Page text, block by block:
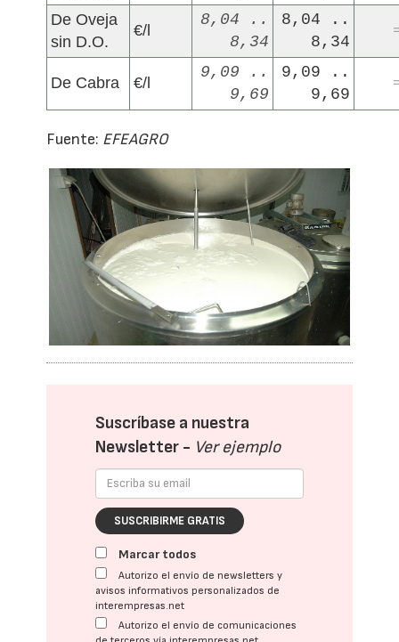
De Oveja
sin D.O.
€/l
8,04 ..
8,34
8,04 ..
8,34
De Cabra €/l
9,09 ..
9,69
9,09 ..
9,69
Fuente: EFEAGRO
Suscríbase a nuestra
Newsletter - Ver ejemplo
SUSCRIBIRME GRATIS
Marcar todos
Autorizo el envío de newsletters y
avisos informativos personalizados de
interempresas.net
Autorizo el envío de comunicaciones